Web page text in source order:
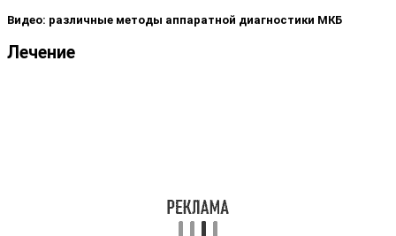
Видео: различные методы аппаратной диагностики МКБ
Лечение